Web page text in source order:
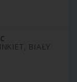
BIAŁY